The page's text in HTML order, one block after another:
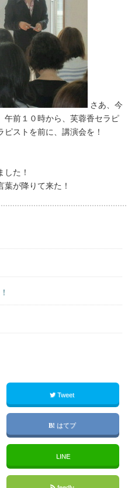
さあ、今
午前１０時から、芙蓉香セラピ
ストを前に、講演会を！
た！
が降りて来た！
Tweet
はてブ
LINE